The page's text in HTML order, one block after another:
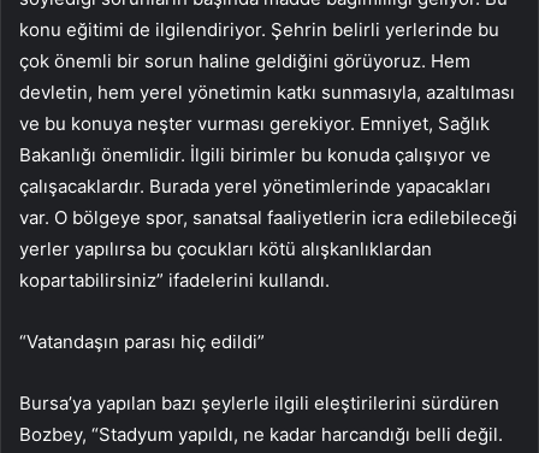
konu eğitimi de ilgilendiriyor. Şehrin belirli yerlerinde bu
çok önemli bir sorun haline geldiğini görüyoruz. Hem
devletin, hem yerel yönetimin katkı sunmasıyla, azaltılması
ve bu konuya neşter vurması gerekiyor. Emniyet, Sağlık
Bakanlığı önemlidir. İlgili birimler bu konuda çalışıyor ve
çalışacaklardır. Burada yerel yönetimlerinde yapacakları
var. O bölgeye spor, sanatsal faaliyetlerin icra edilebileceği
yerler yapılırsa bu çocukları kötü alışkanlıklardan
kopartabilirsiniz” ifadelerini kullandı.
“Vatandaşın parası hiç edildi”
Bursa’ya yapılan bazı şeylerle ilgili eleştirilerini sürdüren
Bozbey, “Stadyum yapıldı, ne kadar harcandığı belli değil.